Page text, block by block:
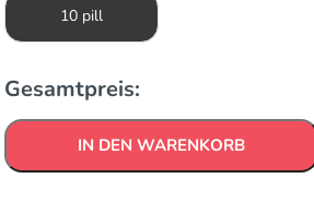
10 pill
Gesamtpreis:
IN DEN WARENKORB